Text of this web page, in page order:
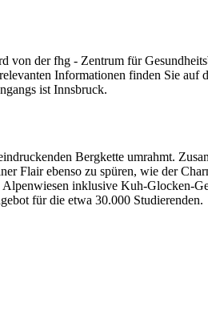
von der fhg - Zentrum für
Informationen finden Sie
ist Innsbruck.
Bergkette umrahmt.
Flair ebenso zu spüren, wie der
inklusive Kuh-
für die etwa 30.000 Studierenden.